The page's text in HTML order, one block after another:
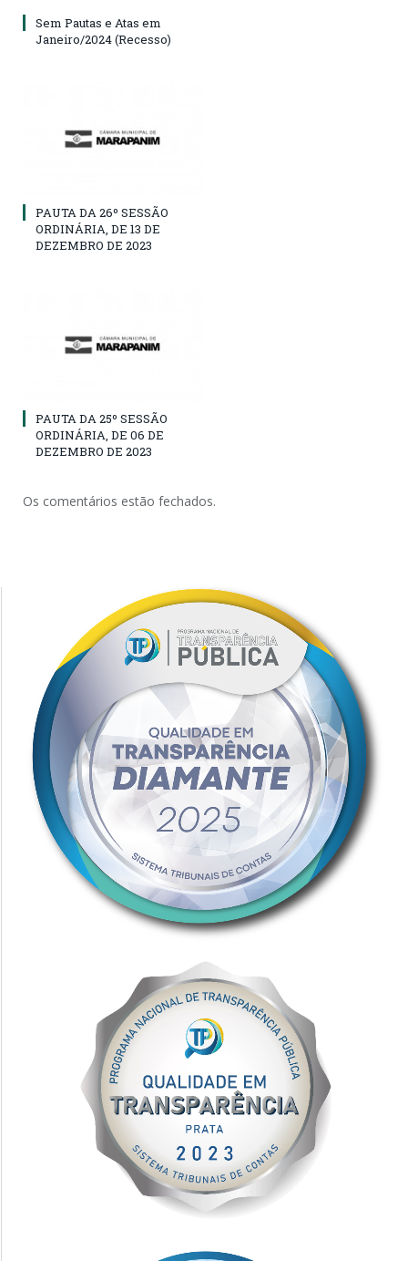
Sem Pautas e Atas em
Janeiro/2024 (Recesso)
PAUTA DA 26º SESSÃO
ORDINÁRIA, DE 13 DE
DEZEMBRO DE 2023
PAUTA DA 25º SESSÃO
ORDINÁRIA, DE 06 DE
DEZEMBRO DE 2023
Os comentários estão fechados.